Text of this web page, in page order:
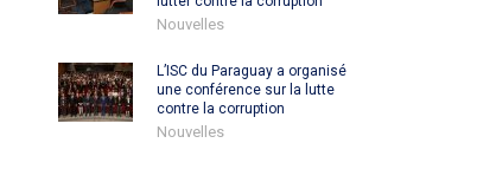
Nouvelles
L’ISC du Paraguay a organisé
une conférence sur la lutte
contre la corruption
Nouvelles